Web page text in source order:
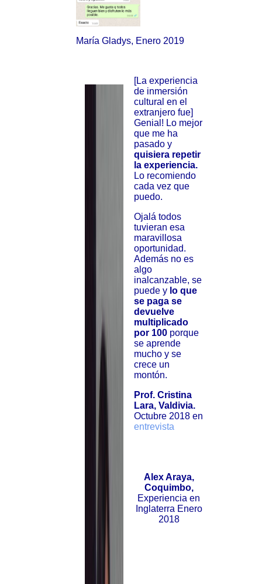
María Gladys, Enero 2019
[La experiencia
de inmersión
cultural en el
extranjero fue]
Genial! Lo mejor
que me ha
pasado y
quisiera repetir
la experiencia.
Lo recomiendo
cada vez que
puedo.
Ojalá todos
tuvieran esa
maravillosa
oportunidad.
Además no es
algo
inalcanzable, se
puede y lo que
se paga se
devuelve
multiplicado
por 100porque
se aprende
mucho y se
crece un
montón.
Prof. Cristina
Lara, Valdivia.
Octubre 2018 en
entrevista
Alex Araya,
Coquimbo,
Experiencia en
Inglaterra Enero
2018